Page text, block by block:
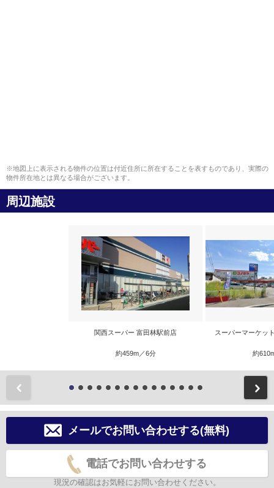
※地図上に表示される物件の位置は付近住所に所在することを表すものであり、実際の
物件所在地とは異なる場合がございます。
周辺施設
関西スーパー 富田林駅前店
約459m／6分
スーパーマーケッ
約
メールでお問い合わせする(無料)
電話でお問い合わせする
現況の確認はお気軽にお問い合わせください。